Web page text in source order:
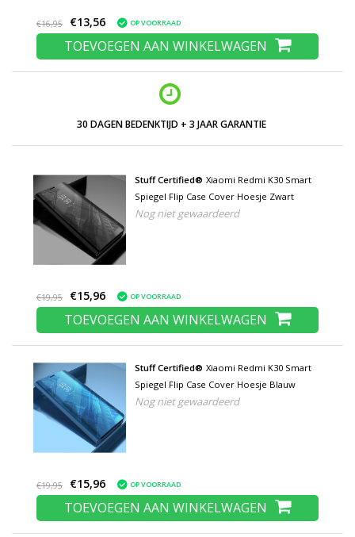
€16,95 €13,56 OP VOORRAAD
TOEVOEGEN AAN WINKELWAGEN
30 DAGEN BEDENKTIJD + 3 JAAR GARANTIE
Stuff Certified® Xiaomi Redmi K30 Smart
Spiegel Flip Case Cover Hoesje Zwart
Nog niet gewaardeerd
€19,95 €15,96 OP VOORRAAD
TOEVOEGEN AAN WINKELWAGEN
Stuff Certified® Xiaomi Redmi K30 Smart
Spiegel Flip Case Cover Hoesje Blauw
Nog niet gewaardeerd
€19,95 €15,96 OP VOORRAAD
TOEVOEGEN AAN WINKELWAGEN